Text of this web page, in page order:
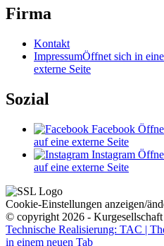
Firma
Kontakt
ImpressumÖffnet sich in
externe Seite
Sozial
Facebook
auf eine externe Seite
Instagram
auf eine externe Seite
Cookie-Einstellungen anzeigen/
© copyright 2026 - Kurgesellschaft
Technische Realisierung: TAC |
in einem neuen Tab